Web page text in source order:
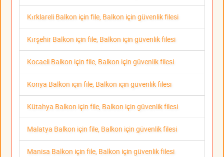
Kırklareli Balkon için file, Balkon için güvenlik filesi
Kırşehir Balkon için file, Balkon için güvenlik filesi
Kocaeli Balkon için file, Balkon için güvenlik filesi
Konya Balkon için file, Balkon için güvenlik filesi
Kütahya Balkon için file, Balkon için güvenlik filesi
Malatya Balkon için file, Balkon için güvenlik filesi
Manisa Balkon için file, Balkon için güvenlik filesi